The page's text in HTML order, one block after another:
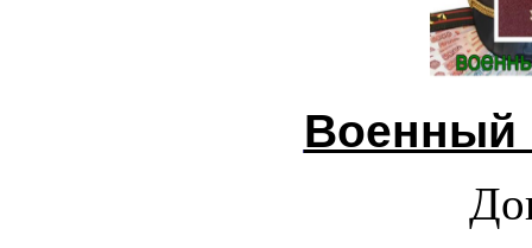
Военный